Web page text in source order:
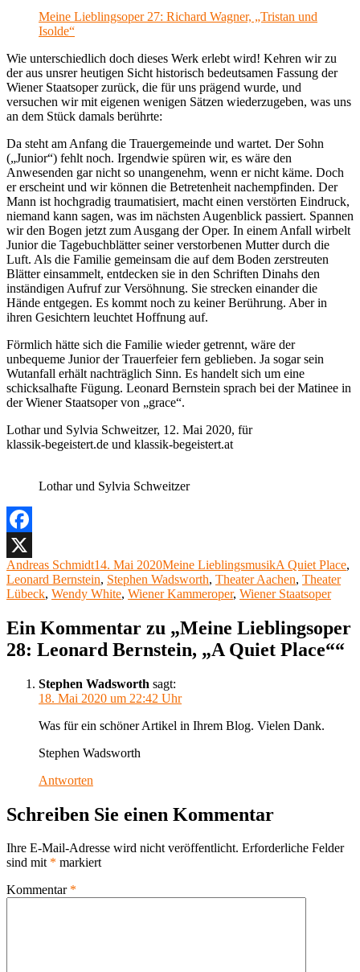
Meine Lieblingsoper 27: Richard Wagner, „Tristan und
Isolde“
Wie unterschiedlich doch dieses Werk erlebt wird! Kehren wir zu
der aus unsrer heutigen Sicht historisch bedeutsamen Fassung der
Wiener Staatsoper zurück, die für uns prägend wurde, und
versuchen wir mit eigenen wenigen Sätzen wiederzugeben, was uns
an dem Stück damals berührte:
Da steht am Anfang die Trauergemeinde und wartet. Der Sohn
(„Junior“) fehlt noch. Irgendwie spüren wir, es wäre den
Anwesenden gar nicht so unangenehm, wenn er nicht käme. Doch
er erscheint und wir können die Betretenheit nachempfinden. Der
Mann ist hochgradig traumatisiert, macht einen verstörten Eindruck,
niemand kann sagen, was im nächsten Augenblick passiert. Spannen
wir den Bogen jetzt zum Ausgang der Oper. In einem Anfall wirbelt
Junior die Tagebuchblätter seiner verstorbenen Mutter durch die
Luft. Als die Familie gemeinsam die auf dem Boden zerstreuten
Blätter einsammelt, entdecken sie in den Schriften Dinahs den
inständigen Aufruf zur Versöhnung. Sie strecken einander die
Hände entgegen. Es kommt noch zu keiner Berührung. Aber in
ihren Gesichtern leuchtet Hoffnung auf.
Förmlich hätte sich die Familie wieder getrennt, wäre der
unbequeme Junior der Trauerfeier fern geblieben. Ja sogar sein
Wutanfall erhält nachträglich Sinn. Es handelt sich um eine
schicksalhafte Fügung. Leonard Bernstein sprach bei der Matinee in
der Wiener Staatsoper von „grace“.
Lothar und Sylvia Schweitzer, 12. Mai 2020, für
klassik-begeistert.de und klassik-begeistert.at
Lothar und Sylvia Schweitzer
Facebook
X
Autor
Andreas SchmidtVeröffentlicht
am
14. Mai 2020Kategorien
Meine LieblingsmusikSchlagwörter
A Quiet Place,
Leonard Bernstein, Stephen Wadsworth, Theater Aachen, Theater
Lübeck, Wendy White, Wiener Kammeroper, Wiener Staatsoper
Ein Kommentar zu „Meine Lieblingsoper
28: Leonard Bernstein, „A Quiet Place““
Stephen Wadsworth sagt:
18. Mai 2020 um 22:42 Uhr
Was für ein schöner Artikel in Ihrem Blog. Vielen Dank.
Stephen Wadsworth
Antworten
Schreiben Sie einen Kommentar
Ihre E-Mail-Adresse wird nicht veröffentlicht. Erforderliche Felder
sind mit * markiert
Kommentar *